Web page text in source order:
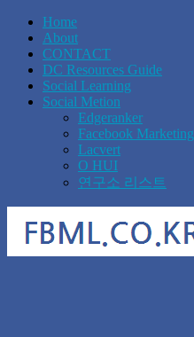
Home
About
CONTACT
DC Resources Guide
Social Learning
Social Metion
Edgeranker
Facebook Marketing
Lacvert
O HUI
연구소 리스트